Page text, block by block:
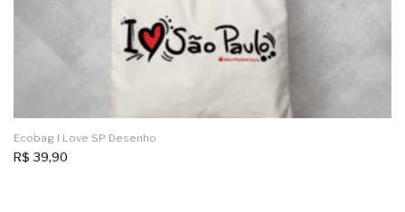
Ecobag I Love SP Desenho
R$ 39,90